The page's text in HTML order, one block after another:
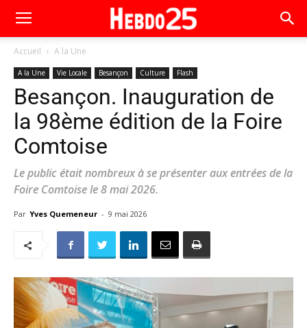
Accueil A la Une
A la Une Vie Locale Besançon Culture Flash
Besançon. Inauguration de
la 98ème édition de la Foire
Comtoise
Le public était nombreux à se présenter aux entrées de la
Foire Comtoise le 8 mai 2026.
Par Yves Quemeneur - 9 mai 2026